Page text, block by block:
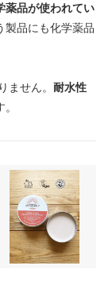
薬品が使われてい
製品にも化学薬品
ません。 耐水性